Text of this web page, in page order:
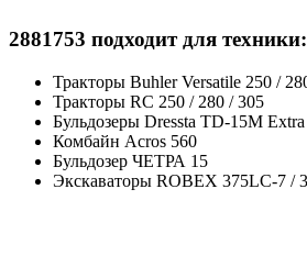
2881753 подходит для техники:
Тракторы Buhler Versatile 250 /
Тракторы RC 250 / 280 / 305
Бульдозеры Dressta TD-15M
Комбайн Acros 560
Бульдозер ЧЕТРА 15
Экскаваторы ROBEX 375LC-7 /